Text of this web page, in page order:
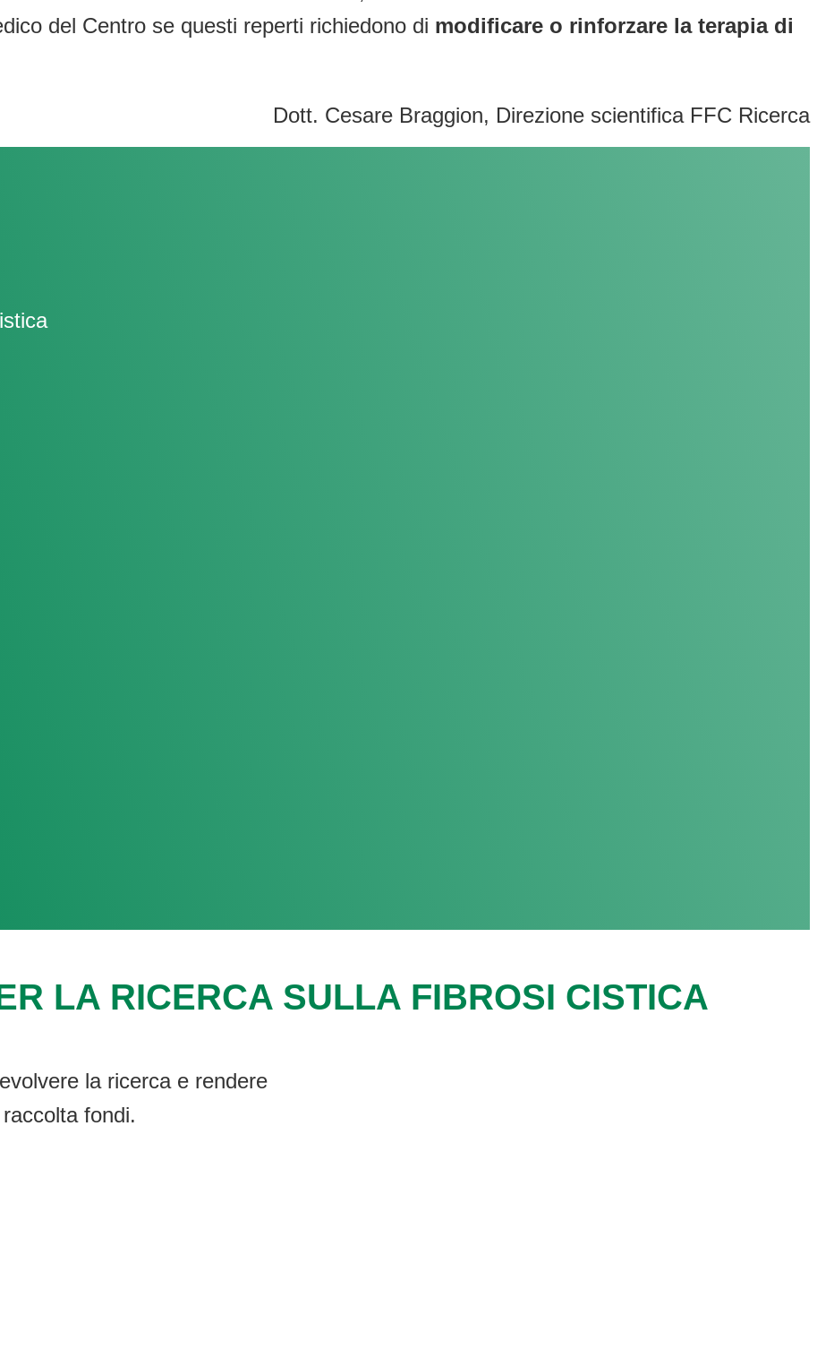
del Centro se questi reperti richiedono di modificare o rinforzare la terapia di
Dott. Cesare Braggion, Direzione scientifica FFC Ricerca
LA RICERCA SULLA FIBROSI CISTICA
la ricerca e rendere
fondi.